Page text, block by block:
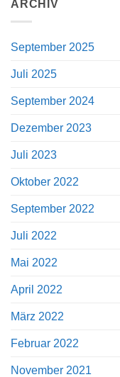
ARCHIV
September 2025
Juli 2025
September 2024
Dezember 2023
Juli 2023
Oktober 2022
September 2022
Juli 2022
Mai 2022
April 2022
März 2022
Februar 2022
November 2021